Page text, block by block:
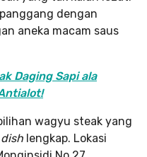
dengan
aneka macam saus
Daging Sapi ala
wagyu steak yang
lengkap. Lokasi